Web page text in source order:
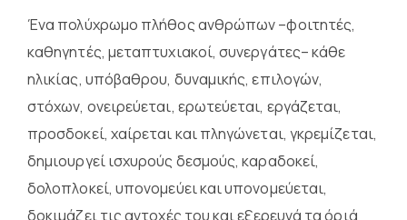
Ένα πολύχρωμο πλήθος ανθρώπων –φοιτητές,
καθηγητές, μεταπτυχιακοί, συνεργάτες– κάθε
ηλικίας, υπόβαθρου, δυναμικής, επιλογών,
στόχων, ονειρεύεται, ερωτεύεται, εργάζεται,
προσδοκεί, χαίρεται και πληγώνεται, γκρεμίζεται,
δημιουργεί ισχυρούς δεσμούς, καραδοκεί,
δολοπλοκεί, υπονομεύει και υπονομεύεται,
δοκιμάζει τις αντοχές του και εξερευνά τα όριά